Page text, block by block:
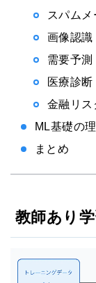
スパム
画像認識
需要予測
医療診断
金融リス
ML基礎の
まとめ
教師あり